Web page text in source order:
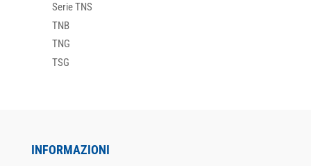
Serie TNS
TNB
TNG
TSG
INFORMAZIONI